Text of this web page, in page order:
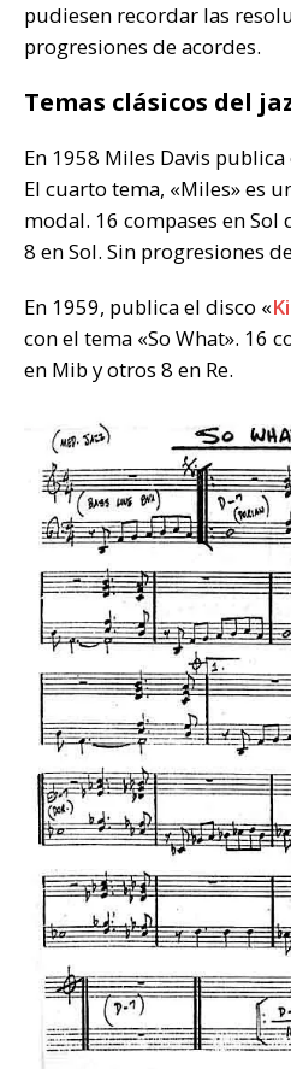
pudiesen recordar las
progresiones de acordes.
Temas clásicos del
En 1958 Miles Davis
El cuarto tema, «Miles» es
modal. 16 compases en Sol
8 en Sol. Sin progresiones
En 1959, publica el disco «
con el tema «So What». 16
en Mib y otros 8 en Re.